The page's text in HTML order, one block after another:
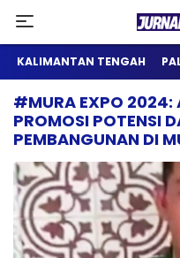
Satu
KALIMANTAN TENGAH
#MURA EXPO 2024:
PROMOSI POTENSI
PEMBANGUNAN DI